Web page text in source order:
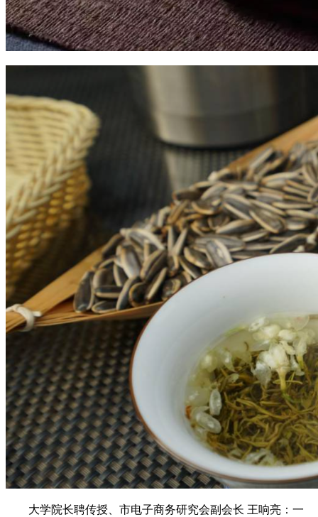
大学院长聘传授、市电子商务研究会副会长 王响亮：一